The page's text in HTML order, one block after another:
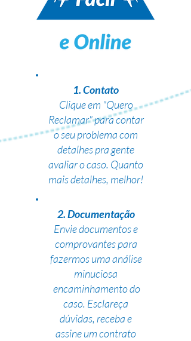
1. Contato
Clique em "Quero
Reclamar" para contar
o seu problema com
detalhes pra gente
avaliar o caso. Quanto
mais detalhes, melhor!
2. Documentação
Envie documentos e
comprovantes para
fazermos uma análise
minuciosa
encaminhamento do
caso. Esclareça
dúvidas, receba e
assine um contrato